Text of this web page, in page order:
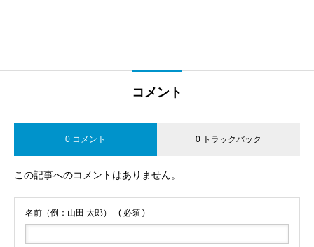
コメント
0 コメント 0 トラックバック
この記事へのコメントはありません。
名前（例：山田 太郎） ( 必須 )